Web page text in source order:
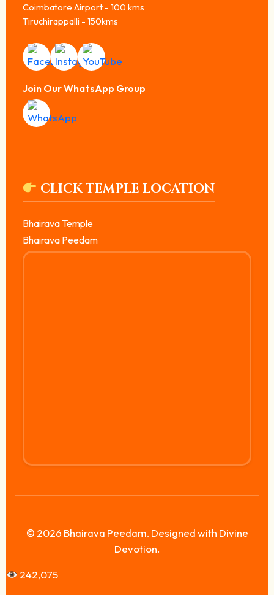
Coimbatore Airport - 100 kms
Tiruchirappalli - 150kms
Join Our WhatsApp Group
CLICK TEMPLE LOCATION
Bhairava Temple
Bhairava Peedam
© 2026 Bhairava Peedam. Designed with Divine
Devotion.
242,075